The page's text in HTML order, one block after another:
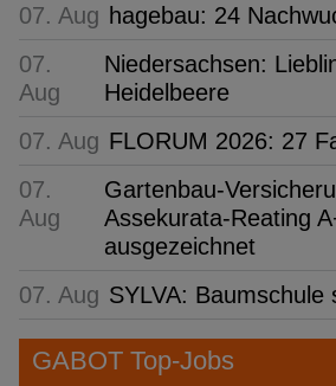
07. Aug hagebau: 24
07.
Aug
Niedersachsen:
Heidelbeere
07. Aug FLORUM 2026: 27
07.
Aug
Gartenbau-
Assekurata-Reating
ausgezeichnet
07. Aug SYLVA: Baumschule
GABOT Top-Jobs